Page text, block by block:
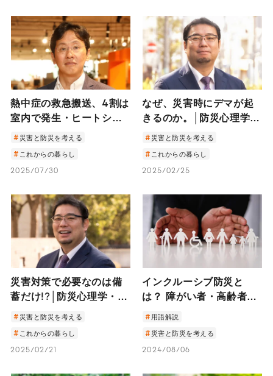
熱中症の救急搬送、4割は
室内で発生・ヒートショ
ック死は交通事故の4倍!?
家」の重要性｜建築家・
松尾和也
災害と防災を考える
これからの暮らし
2025/07/30
なぜ、災害時にデマが起
きるのか。│防災心理学・
木村玲欧教授「善意のリ
命を奪うかもしれない」
災害と防災を考える
これからの暮らし
2025/02/25
災害対策で必要なのは備
蓄だけ!?│防災心理学・木
村玲欧教授に聞く「心の
災害と防災を考える
これからの暮らし
2025/02/21
インクルーシブ防災と
は？ 障がい者・高齢者な
用語解説
災害と防災を考える
2024/08/06